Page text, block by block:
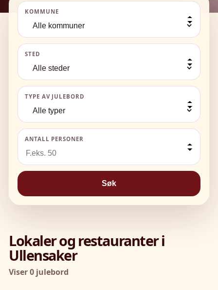
KOMMUNE
STED
TYPE AV JULEBORD
ANTALL PERSONER
Søk
Lokaler og restauranter i
Ullensaker
Viser 0 julebord